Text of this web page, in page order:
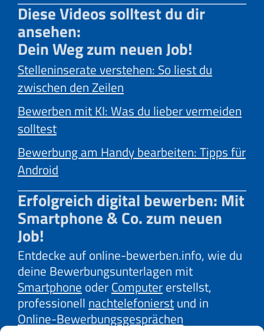
Diese Videos solltest du dir
ansehen:
Dein Weg zum neuen Job!
Stelleninserate verstehen: So liest du
zwischen den Zeilen
Bewerben mit KI: Was du lieber vermeiden
solltest
Bewerbung am Handy bearbeiten: Tipps für
Android
Erfolgreich digital bewerben: Mit
Smartphone & Co. zum neuen
Job!
Entdecke auf online-bewerben.info, wie du
deine Bewerbungsunterlagen mit
Smartphone oderComputererstellst,
professionell nachtelefonierstund in
Online-Bewerbungsgesprächen